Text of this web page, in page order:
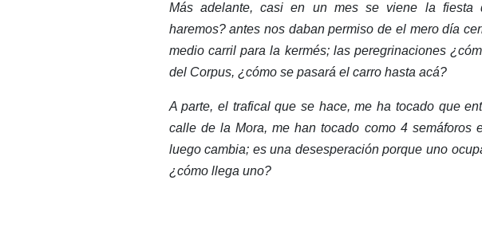
Más adelante, casi en un mes se viene la fiesta
haremos? antes nos daban permiso de el mero día
medio carril para la kermés; las peregrinaciones
del Corpus, ¿cómo se pasará el carro hasta acá?
A parte, el trafical que se hace, me ha tocado que
calle de la Mora, me han tocado como 4 semáforos
luego cambia; es una desesperación porque uno
¿cómo llega uno?